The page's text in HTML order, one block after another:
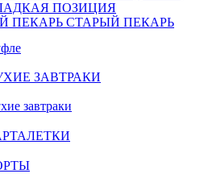
ПОЗИЦИЯ
СТАРЫЙ ПЕКАРЬ
ЗАВТРАКИ
завтраки